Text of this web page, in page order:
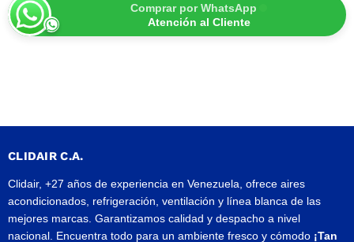
Comprar por WhatsApp
Atención al Cliente
CLIDAIR C.A.
Clidair, +27 años de experiencia en Venezuela, ofrece aires
acondicionados, refrigeración, ventilación y línea blanca de las
mejores marcas. Garantizamos calidad y despacho a nivel
nacional. Encuentra todo para un ambiente fresco y cómodo ¡Tan